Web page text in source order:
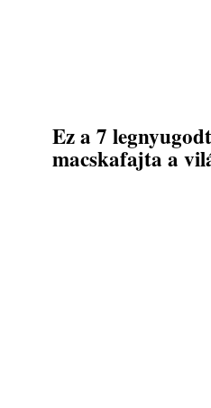
Ez a 7
macskafajta a